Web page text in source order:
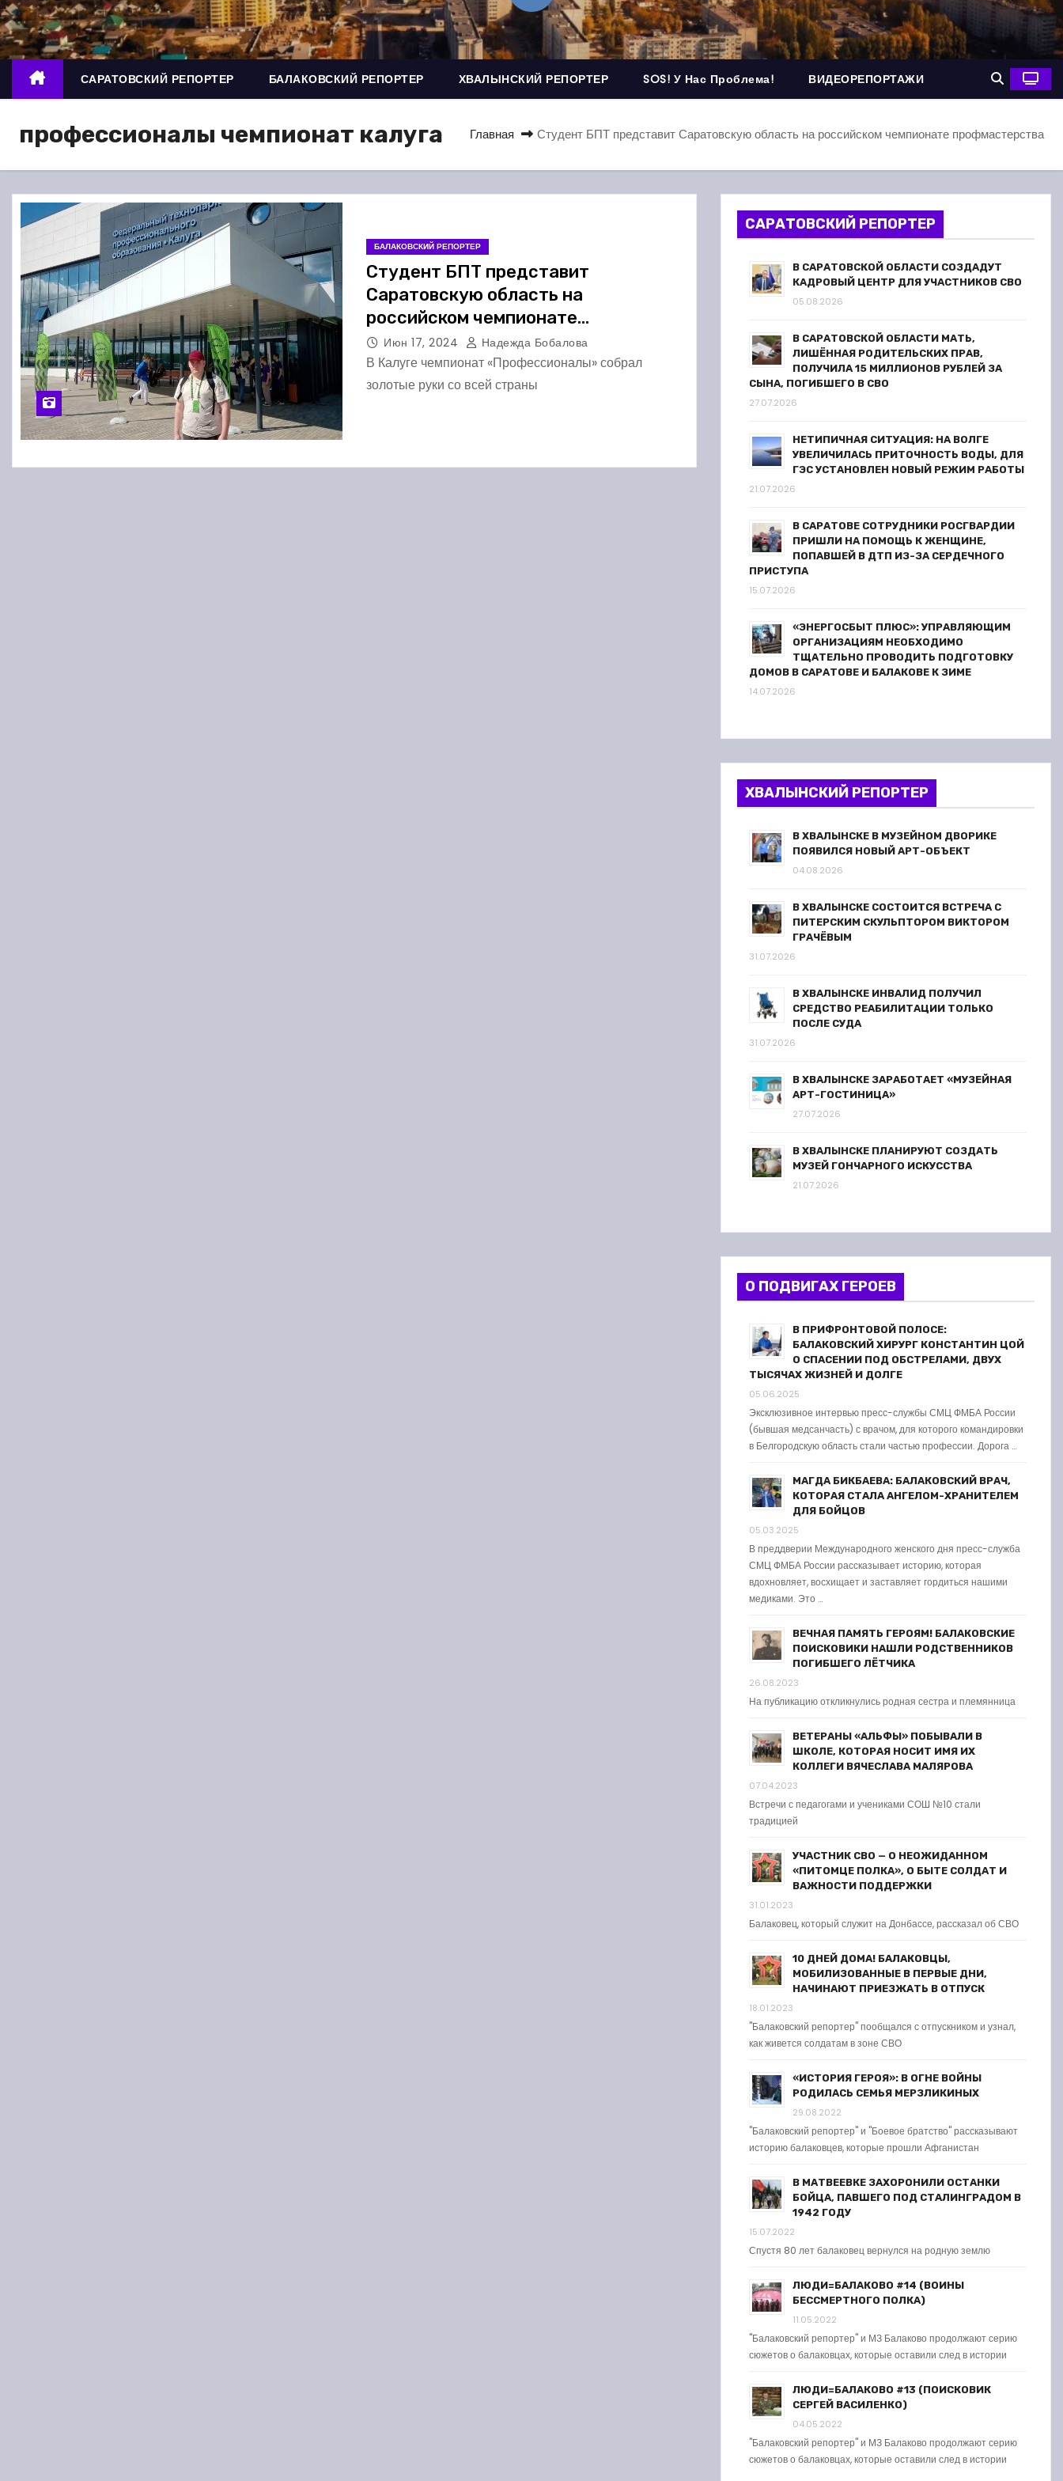
о
м
у
САРАТОВСКИЙ РЕПОРТЕР БАЛАКОВСКИЙ РЕПОРТЕР ХВАЛЫНСКИЙ РЕПОРТЕР SOS! У Нас Проблема! ВИДЕОРЕПОРТАЖИ
профессионалы чемпионат калуга Главная Студент БПТ представит Саратовскую область на российском чемпионате профмастерства
БАЛАКОВСКИЙ РЕПОРТЕР
Студент БПТ представит
Саратовскую область на
российском чемпионате
профмастерства
Июн 17, 2024 Надежда Бобалова
В Калуге чемпионат «Профессионалы» собрал
золотые руки со всей страны
САРАТОВСКИЙ РЕПОРТЕР
В САРАТОВСКОЙ ОБЛАСТИ СОЗДАДУТ
КАДРОВЫЙ ЦЕНТР ДЛЯ УЧАСТНИКОВ СВО
05.08.2026
В САРАТОВСКОЙ ОБЛАСТИ МАТЬ,
ЛИШЁННАЯ РОДИТЕЛЬСКИХ ПРАВ,
ПОЛУЧИЛА 15 МИЛЛИОНОВ РУБЛЕЙ ЗА
СЫНА, ПОГИБШЕГО В СВО
27.07.2026
НЕТИПИЧНАЯ СИТУАЦИЯ: НА ВОЛГЕ
УВЕЛИЧИЛАСЬ ПРИТОЧНОСТЬ ВОДЫ, ДЛЯ
ГЭС УСТАНОВЛЕН НОВЫЙ РЕЖИМ РАБОТЫ
21.07.2026
В САРАТОВЕ СОТРУДНИКИ РОСГВАРДИИ
ПРИШЛИ НА ПОМОЩЬ К ЖЕНЩИНЕ,
ПОПАВШЕЙ В ДТП ИЗ-ЗА СЕРДЕЧНОГО
ПРИСТУПА
15.07.2026
«ЭНЕРГОСБЫТ ПЛЮС»: УПРАВЛЯЮЩИМ
ОРГАНИЗАЦИЯМ НЕОБХОДИМО
ТЩАТЕЛЬНО ПРОВОДИТЬ ПОДГОТОВКУ
ДОМОВ В САРАТОВЕ И БАЛАКОВЕ К ЗИМЕ
14.07.2026
ХВАЛЫНСКИЙ РЕПОРТЕР
В ХВАЛЫНСКЕ В МУЗЕЙНОМ ДВОРИКЕ
ПОЯВИЛСЯ НОВЫЙ АРТ-ОБЪЕКТ
04.08.2026
В ХВАЛЫНСКЕ СОСТОИТСЯ ВСТРЕЧА С
ПИТЕРСКИМ СКУЛЬПТОРОМ ВИКТОРОМ
ГРАЧЁВЫМ
31.07.2026
В ХВАЛЫНСКЕ ИНВАЛИД ПОЛУЧИЛ
СРЕДСТВО РЕАБИЛИТАЦИИ ТОЛЬКО
ПОСЛЕ СУДА
31.07.2026
В ХВАЛЫНСКЕ ЗАРАБОТАЕТ «МУЗЕЙНАЯ
АРТ-ГОСТИНИЦА»
27.07.2026
В ХВАЛЫНСКЕ ПЛАНИРУЮТ СОЗДАТЬ
МУЗЕЙ ГОНЧАРНОГО ИСКУССТВА
21.07.2026
О ПОДВИГАХ ГЕРОЕВ
В ПРИФРОНТОВОЙ ПОЛОСЕ:
БАЛАКОВСКИЙ ХИРУРГ КОНСТАНТИН ЦОЙ
О СПАСЕНИИ ПОД ОБСТРЕЛАМИ, ДВУХ
ТЫСЯЧАХ ЖИЗНЕЙ И ДОЛГЕ
05.06.2025
Эксклюзивное интервью пресс-службы СМЦ ФМБА России
(бывшая медсанчасть) с врачом, для которого командировки
в Белгородскую область стали частью профессии. Дорога …
МАГДА БИКБАЕВА: БАЛАКОВСКИЙ ВРАЧ,
КОТОРАЯ СТАЛА АНГЕЛОМ-ХРАНИТЕЛЕМ
ДЛЯ БОЙЦОВ
05.03.2025
В преддверии Международного женского дня пресс-служба
СМЦ ФМБА России рассказывает историю, которая
вдохновляет, восхищает и заставляет гордиться нашими
медиками. Это …
ВЕЧНАЯ ПАМЯТЬ ГЕРОЯМ! БАЛАКОВСКИЕ
ПОИСКОВИКИ НАШЛИ РОДСТВЕННИКОВ
ПОГИБШЕГО ЛЁТЧИКА
26.08.2023
На публикацию откликнулись родная сестра и племянница
ВЕТЕРАНЫ «АЛЬФЫ» ПОБЫВАЛИ В
ШКОЛЕ, КОТОРАЯ НОСИТ ИМЯ ИХ
КОЛЛЕГИ ВЯЧЕСЛАВА МАЛЯРОВА
07.04.2023
Встречи с педагогами и учениками СОШ №10 стали
традицией
УЧАСТНИК СВО — О НЕОЖИДАННОМ
«ПИТОМЦЕ ПОЛКА», О БЫТЕ СОЛДАТ И
ВАЖНОСТИ ПОДДЕРЖКИ
31.01.2023
Балаковец, который служит на Донбассе, рассказал об СВО
10 ДНЕЙ ДОМА! БАЛАКОВЦЫ,
МОБИЛИЗОВАННЫЕ В ПЕРВЫЕ ДНИ,
НАЧИНАЮТ ПРИЕЗЖАТЬ В ОТПУСК
18.01.2023
"Балаковский репортер" пообщался с отпускником и узнал,
как живется солдатам в зоне СВО
«ИСТОРИЯ ГЕРОЯ»: В ОГНЕ ВОЙНЫ
РОДИЛАСЬ СЕМЬЯ МЕРЗЛИКИНЫХ
29.08.2022
"Балаковский репортер" и "Боевое братство" рассказывают
историю балаковцев, которые прошли Афганистан
В МАТВЕЕВКЕ ЗАХОРОНИЛИ ОСТАНКИ
БОЙЦА, ПАВШЕГО ПОД СТАЛИНГРАДОМ В
1942 ГОДУ
15.07.2022
Спустя 80 лет балаковец вернулся на родную землю
ЛЮДИ=БАЛАКОВО #14 (ВОИНЫ
БЕССМЕРТНОГО ПОЛКА)
11.05.2022
"Балаковский репортер" и МЗ Балаково продолжают серию
сюжетов о балаковцах, которые оставили след в истории
ЛЮДИ=БАЛАКОВО #13 (ПОИСКОВИК
СЕРГЕЙ ВАСИЛЕНКО)
04.05.2022
"Балаковский репортер" и МЗ Балаково продолжают серию
сюжетов о балаковцах, которые оставили след в истории